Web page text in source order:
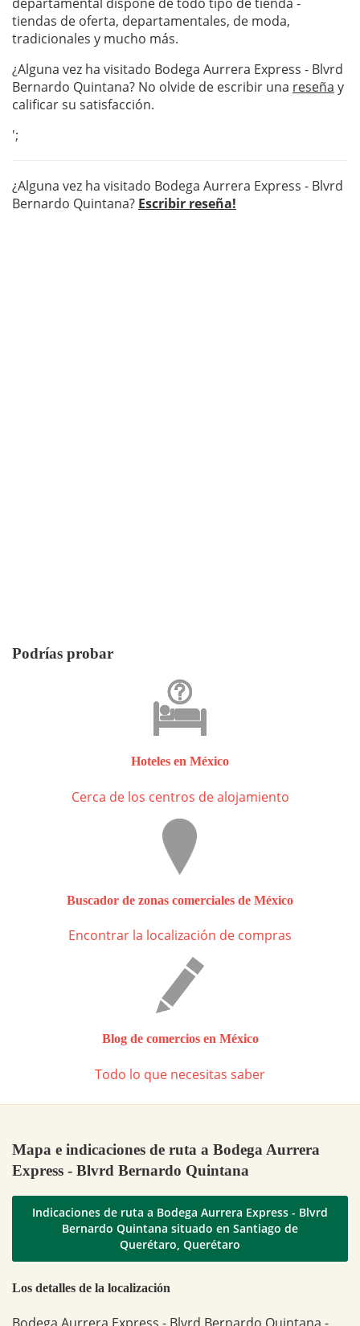
tiendas de oferta, departamentales, de moda,
tradicionales y mucho más.
¿Alguna vez ha visitado Bodega Aurrera Express - Blvrd
Bernardo Quintana? No olvide de escribir una reseña y
calificar su satisfacción.
';
¿Alguna vez ha visitado Bodega Aurrera Express - Blvrd
Bernardo Quintana? Escribir reseña!
Podrías probar
Hoteles en México
Cerca de los centros de alojamiento
Buscador de zonas comerciales de México
Encontrar la localización de compras
Blog de comercios en México
Todo lo que necesitas saber
Mapa e indicaciones de ruta a Bodega Aurrera
Express - Blvrd Bernardo Quintana
Indicaciones de ruta a Bodega Aurrera Express - Blvrd
Bernardo Quintana situado en Santiago de
Querétaro, Querétaro
Los detalles de la localización